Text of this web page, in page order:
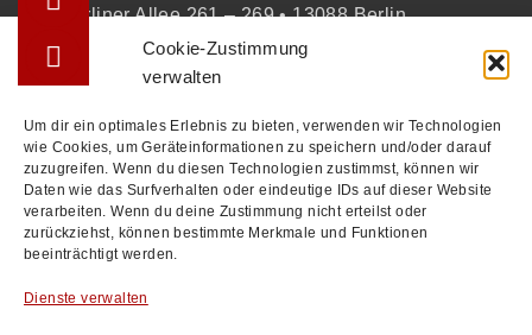
Cookie-Zustimmung
verwalten
Um dir ein optimales Erlebnis zu bieten, verwenden wir Technologien
wie Cookies, um Geräteinformationen zu speichern und/oder darauf
zuzugreifen. Wenn du diesen Technologien zustimmst, können wir
Daten wie das Surfverhalten oder eindeutige IDs auf dieser Website
verarbeiten. Wenn du deine Zustimmung nicht erteilst oder
zurückziehst, können bestimmte Merkmale und Funktionen
beeinträchtigt werden.
Dienste verwalten
Berliner Allee 261 – 269 • 13088 Berlin
+49 (30) 2100213-0
STÜHLE
BÄNKE
TISCHE
REFERENZEN